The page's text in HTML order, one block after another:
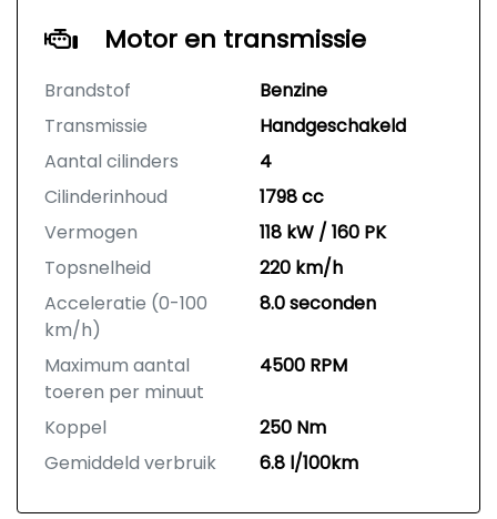
Motor en transmissie
Brandstof
Benzine
Transmissie
Handgeschakeld
Aantal cilinders
4
Cilinderinhoud
1798 cc
Vermogen
118 kW / 160 PK
Topsnelheid
220 km/h
Acceleratie (0-100
km/h)
8.0 seconden
Maximum aantal
toeren per minuut
4500 RPM
Koppel
250 Nm
Gemiddeld verbruik
6.8 l/100km